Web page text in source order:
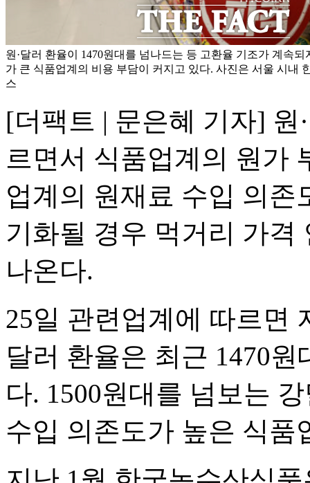
원·달러 환율이 1470원대를 넘나드는 등 고환율 기조가 계속
가 큰 식품업계의 비용 부담이 커지고 있다. 사진은 서울 시내
스
[더팩트 | 문은혜 기자] 원
르면서 식품업계의 원가
업계의 원재료 수입 의존
기화될 경우 먹거리 가격
나온다.
25일 관련업계에 따르면
달러 환율은 최근 1470
다. 1500원대를 넘보는
수입 의존도가 높은 식품